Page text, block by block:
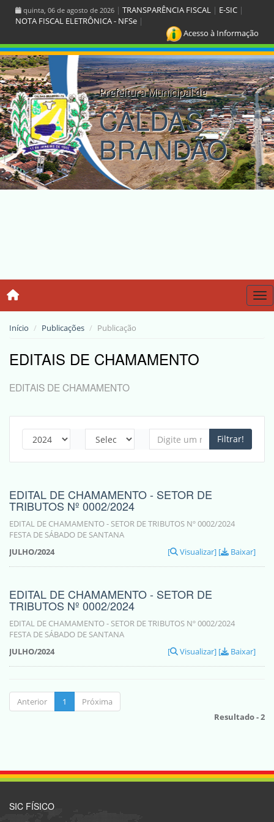
quinta, 06 de agosto de 2026 | TRANSPARÊNCIA FISCAL | E-SIC |
NOTA FISCAL ELETRÔNICA - NFSe |
Acesso à Informação
Prefeitura Municipal de
CALDAS
BRANDÃO
Início Publicações Publicação
EDITAIS DE CHAMAMENTO
EDITAIS DE CHAMAMENTO
Filtrar!
EDITAL DE CHAMAMENTO - SETOR DE
TRIBUTOS Nº 0002/2024
EDITAL DE CHAMAMENTO - SETOR DE TRIBUTOS Nº 0002/2024
FESTA DE SÁBADO DE SANTANA
JULHO/2024
[ Visualizar] [ Baixar]
EDITAL DE CHAMAMENTO - SETOR DE
TRIBUTOS Nº 0002/2024
EDITAL DE CHAMAMENTO - SETOR DE TRIBUTOS Nº 0002/2024
FESTA DE SÁBADO DE SANTANA
JULHO/2024
[ Visualizar] [ Baixar]
Anterior 1
Próxima
Resultado - 2
SIC FÍSICO